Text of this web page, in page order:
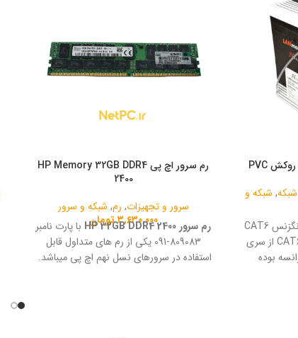
, شبکه و
مشخصات و اطلاعات کابل شبکه نگزنس CAT6
UTP: کابل شبکه نگزنس CAT6 UTP از سری
رم سرور اچ پی HP Memory 32GB DDR4
2400
سرور و تجهیزات, رم, شبکه و سرور
۳,۶۳۰,۰۰۰تومان رم سرور HP 32GB DDR4 2400
با پارت نامبر
809083-091 یکی از رم های متداول قابل
استفاده در سرورهای نسل نهم اچ پی میباشد.